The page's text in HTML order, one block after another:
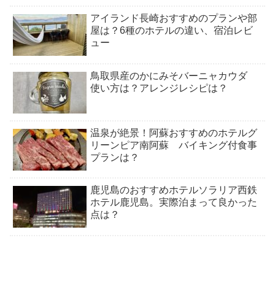
アイランド長崎おすすめのプランや部
屋は？6種のホテルの違い、宿泊レビ
ュー
鳥取県産のかにみそバーニャカウダ
使い方は？アレンジレシピは？
温泉が絶景！阿蘇おすすめのホテルグ
リーンピア南阿蘇 バイキング付食事
プランは？
鹿児島のおすすめホテルソラリア西鉄
ホテル鹿児島。実際泊まって良かった
点は？